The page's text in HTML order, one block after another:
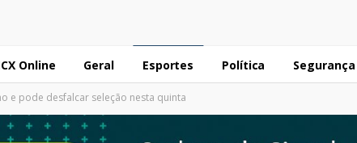
Online Geral Esportes Política Segurança
e pode desfalcar seleção nesta quinta